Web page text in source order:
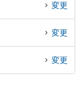
変更
変更
変更